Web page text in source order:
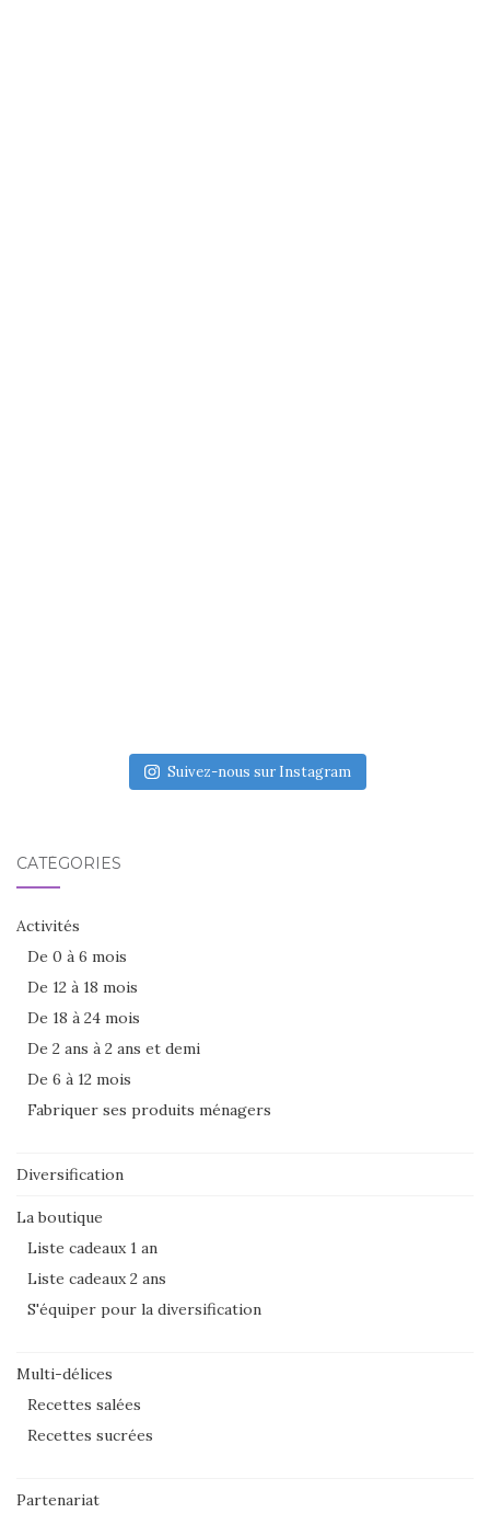
Suivez-nous sur Instagram
CATÉGORIES
Activités
De 0 à 6 mois
De 12 à 18 mois
De 18 à 24 mois
De 2 ans à 2 ans et demi
De 6 à 12 mois
Fabriquer ses produits ménagers
Diversification
La boutique
Liste cadeaux 1 an
Liste cadeaux 2 ans
S'équiper pour la diversification
Multi-délices
Recettes salées
Recettes sucrées
Partenariat